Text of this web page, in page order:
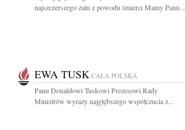
najszczerszego żalu z powodu śmierci Mamy Panu...
EWA TUSK CAŁA POLSKA
Panu Donaldowi Tuskowi Prezesowi Rady
Ministrów wyrazy najgłębszego współczucia z...